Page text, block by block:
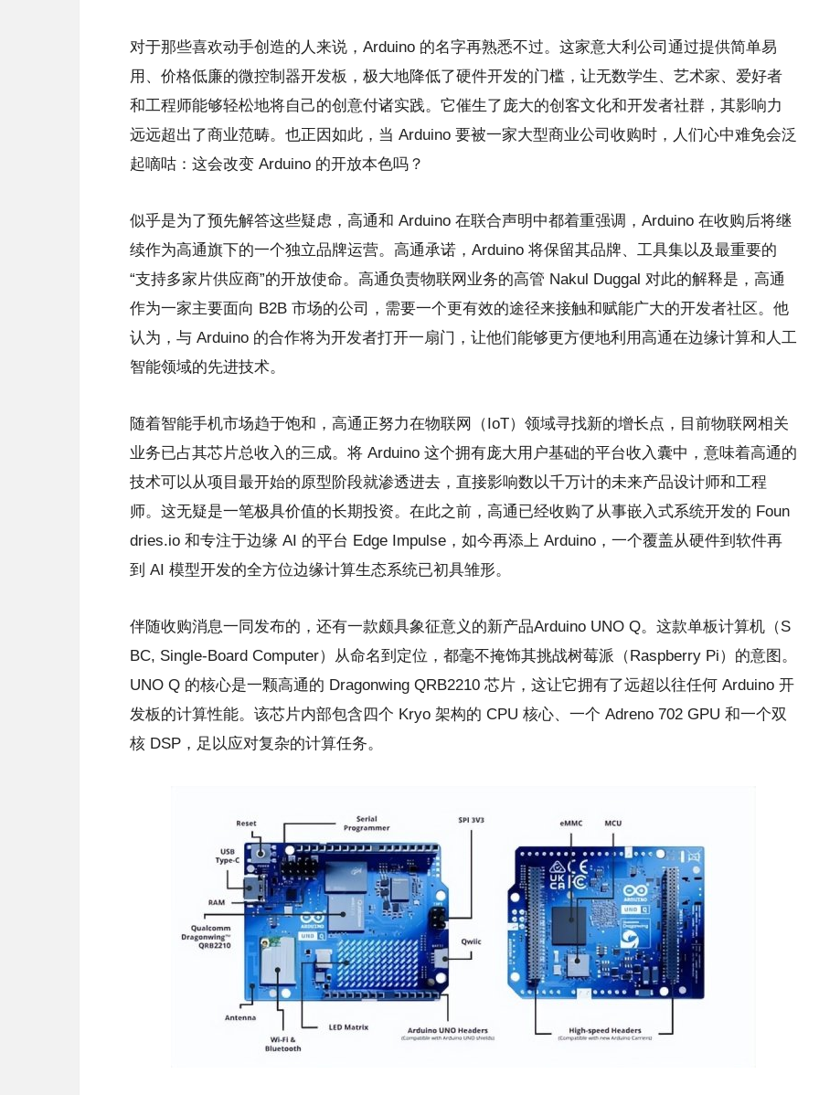
对于那些喜欢动手创造的人来说，Arduino 的名字再熟悉不过。这家意大利公司通过提供简单易
用、价格低廉的微控制器开发板，极大地降低了硬件开发的门槛，让无数学生、艺术家、爱好者
和工程师能够轻松地将自己的创意付诸实践。它催生了庞大的创客文化和开发者社群，其影响力
远远超出了商业范畴。也正因如此，当 Arduino 要被一家大型商业公司收购时，人们心中难免会泛
起嘀咕：这会改变 Arduino 的开放本色吗？
似乎是为了预先解答这些疑虑，高通和 Arduino 在联合声明中都着重强调，Arduino 在收购后将继
续作为高通旗下的一个独立品牌运营。高通承诺，Arduino 将保留其品牌、工具集以及最重要的
“支持多家片供应商”的开放使命。高通负责物联网业务的高管 Nakul Duggal 对此的解释是，高通
作为一家主要面向 B2B 市场的公司，需要一个更有效的途径来接触和赋能广大的开发者社区。他
认为，与 Arduino 的合作将为开发者打开一扇门，让他们能够更方便地利用高通在边缘计算和人工
智能领域的先进技术。
随着智能手机市场趋于饱和，高通正努力在物联网（IoT）领域寻找新的增长点，目前物联网相关
业务已占其芯片总收入的三成。将 Arduino 这个拥有庞大用户基础的平台收入囊中，意味着高通的
技术可以从项目最开始的原型阶段就渗透进去，直接影响数以千万计的未来产品设计师和工程
师。这无疑是一笔极具价值的长期投资。在此之前，高通已经收购了从事嵌入式系统开发的 Foun
dries.io 和专注于边缘 AI 的平台 Edge Impulse，如今再添上 Arduino，一个覆盖从硬件到软件再
到 AI 模型开发的全方位边缘计算生态系统已初具雏形。
伴随收购消息一同发布的，还有一款颇具象征意义的新产品Arduino UNO Q。这款单板计算机（S
BC, Single-Board Computer）从命名到定位，都毫不掩饰其挑战树莓派（Raspberry Pi）的意图。
UNO Q 的核心是一颗高通的 Dragonwing QRB2210 芯片，这让它拥有了远超以往任何 Arduino 开
发板的计算性能。该芯片内部包含四个 Kryo 架构的 CPU 核心、一个 Adreno 702 GPU 和一个双
核 DSP，足以应对复杂的计算任务。